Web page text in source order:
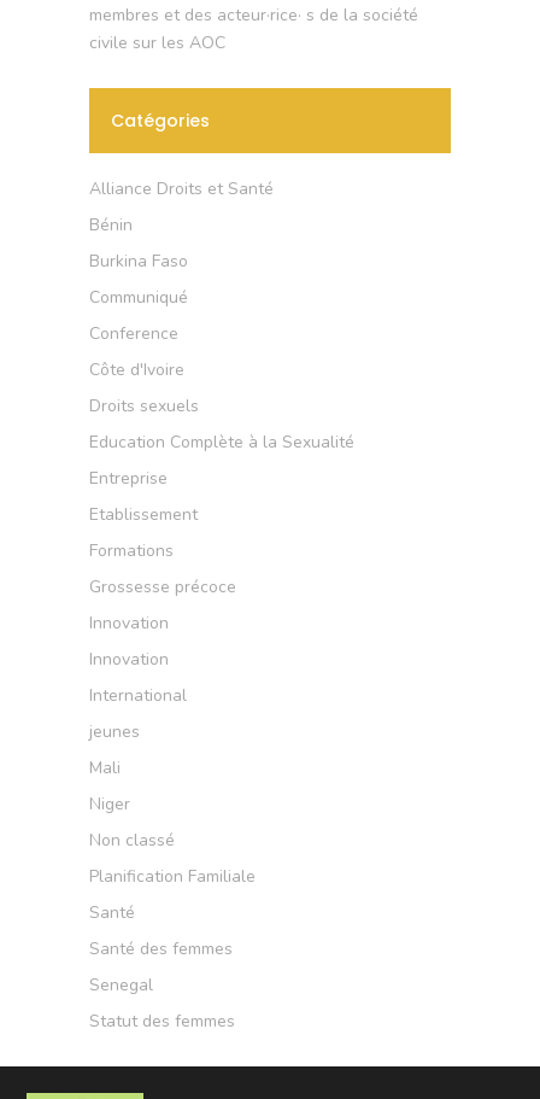
membres et des acteur·rice· s de la société
civile sur les AOC
Catégories
Alliance Droits et Santé
Bénin
Burkina Faso
Communiqué
Conference
Côte d'Ivoire
Droits sexuels
Education Complète à la Sexualité
Entreprise
Etablissement
Formations
Grossesse précoce
Innovation
Innovation
International
jeunes
Mali
Niger
Non classé
Planification Familiale
Santé
Santé des femmes
Senegal
Statut des femmes